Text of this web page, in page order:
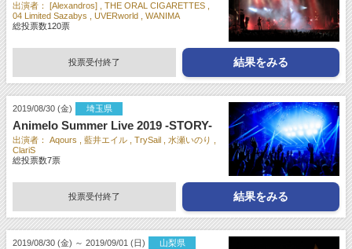
出演者： [Alexandros]
THE ORAL CIGARETTES
04 Limited Sazabys
UVERworld
WANIMA
総投票数120票
投票受付終了 結果をみる
2019/08/30 (金) 埼玉県
Animelo Summer Live 2019 -STORY-
出演者： Aqours 藍井エイル TrySail
水瀬いのり
ClariS
総投票数7票
投票受付終了 結果をみる
2019/08/30 (金) ～ 2019/09/01 (日) 山梨県